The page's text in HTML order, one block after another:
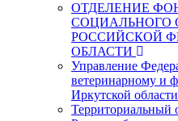
ОТДЕЛЕНИЕ
СОЦИАЛЬНОГО
РОССИЙСКОЙ
ОБЛАСТИ
Управление
ветеринарному и
Иркутской
Территориальный